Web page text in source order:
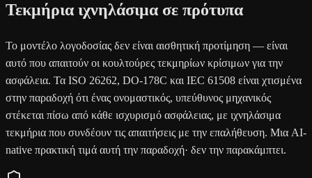
Τεκμήρια ιχνηλάσιμα σε πρότυπα
Το μοντέλο λογοδοσίας δεν είναι αισθητική προτίμηση — είναι
αυτό που απαιτούν οι κουλτούρες τεκμηρίων κρίσιμων για την
ασφάλεια. Τα ISO 26262, DO-178C και IEC 61508 είναι χτισμένα
στην παραδοχή ότι ένας ονομαστικός, υπεύθυνος μηχανικός
στέκεται πίσω από κάθε ισχυρισμό ασφάλειας, με ιχνηλάσιμα
τεκμήρια που συνδέουν τις απαιτήσεις με την επαλήθευση. Μια AI-
native πρακτική τιμά αυτή την παραδοχή· δεν την παρακάμπτει.